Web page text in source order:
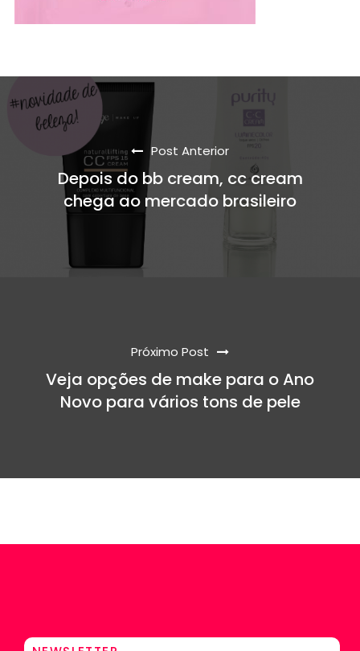
Post Anterior
Depois do bb cream, cc cream
chega ao mercado brasileiro
Próximo Post
Veja opções de make para o Ano
Novo para vários tons de pele